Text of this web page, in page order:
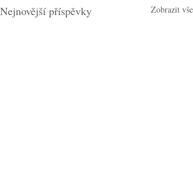
Nejnovější příspěvky Zobrazit vše